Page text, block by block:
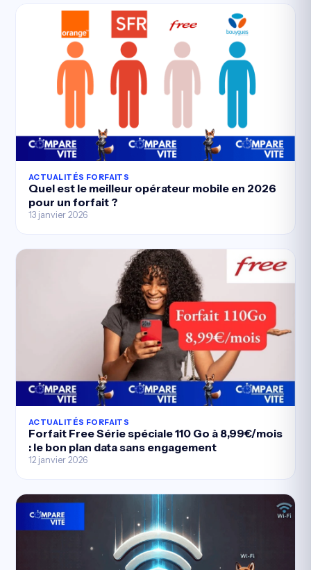
ACTUALITÉS FORFAITS
Quel est le meilleur opérateur mobile en 2026
pour un forfait ?
13 janvier 2026
ACTUALITÉS FORFAITS
Forfait Free Série spéciale 110 Go à 8,99€/mois
: le bon plan data sans engagement
12 janvier 2026